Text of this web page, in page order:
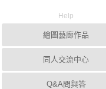
Help
繪圖藝廊作品
同人交流中心
Q&A問與答